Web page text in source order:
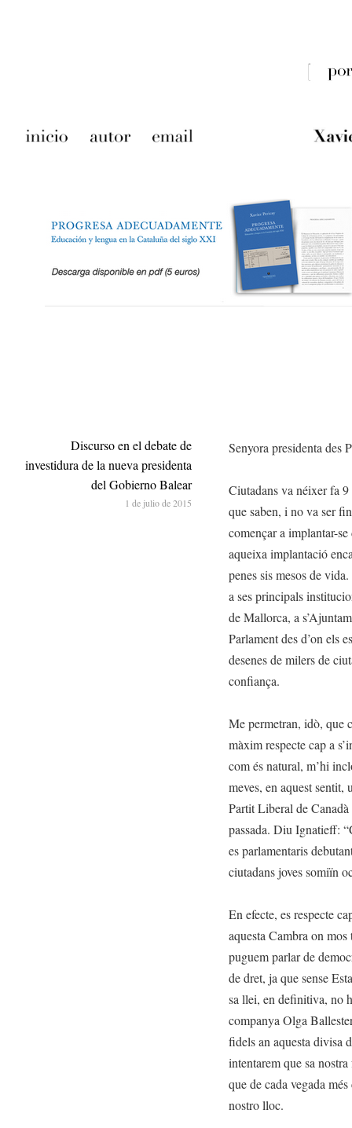
Senyora presidenta des
Ciutadans va néixer fa
que saben, i no va ser
començar a implantar-
aqueixa implantació
penes sis mesos de
a ses principals
de Mallorca, a
Parlament des d’on els
desenes de milers de
confiança.
Me permetran, idò, que
màxim respecte cap a
com és natural, m’hi
meves, en aquest
Partit Liberal de Canadà
passada. Diu Ignatieff:
es parlamentaris
ciutadans joves somiïn
En efecte, es respecte
aquesta Cambra on
puguem parlar de
de dret, ja que sense
sa llei, en definitiva, no
companya Olga
fidels an aquesta divisa
intentarem que sa
que de cada vegada
nostro lloc.
Discurso en el debate de
investidura de la nueva presidenta
del Gobierno Balear
1 de julio de 2015